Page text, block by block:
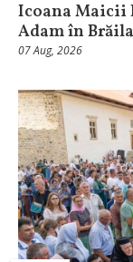
Icoana Maicii
Adam în Brăila
07 Aug, 2026